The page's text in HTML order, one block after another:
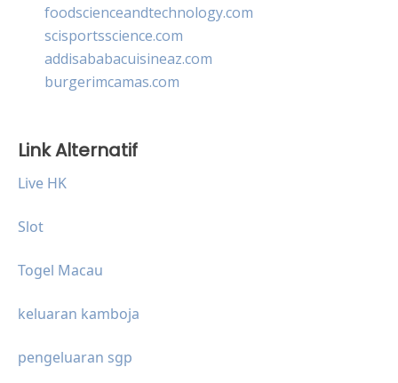
foodscienceandtechnology.com
scisportsscience.com
addisababacuisineaz.com
burgerimcamas.com
Link Alternatif
Live HK
Slot
Togel Macau
keluaran kamboja
pengeluaran sgp